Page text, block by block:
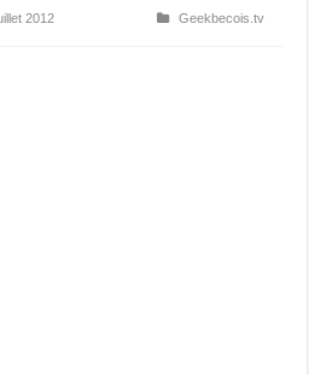
2012
Geekbecois.tv